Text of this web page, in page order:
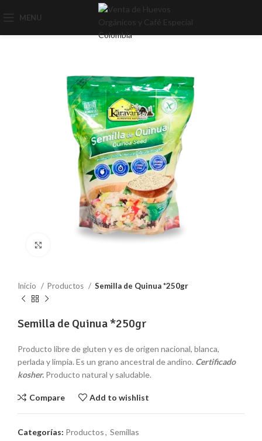
MENU
Inicio Productos Semilla de Quinua *250gr
Semilla de Quinua *250gr
Producto libre de gluten y es de origen nacional, blanca,
perlada y limpia. Es un grano ancestral de andino. Certificado
kosher. Producto natural y saludable.
Compare Add to wishlist
Categorías: Productos, Semillas